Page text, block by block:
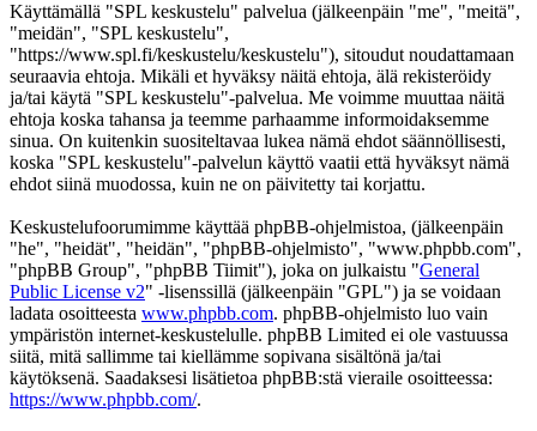
Käyttämällä "SPL keskustelu" palvelua (jälkeenpäin "me", "meitä",
"meidän", "SPL keskustelu",
"https://www.spl.fi/keskustelu/keskustelu"), sitoudut noudattamaan
seuraavia ehtoja. Mikäli et hyväksy näitä ehtoja, älä rekisteröidy
ja/tai käytä "SPL keskustelu"-palvelua. Me voimme muuttaa näitä
ehtoja koska tahansa ja teemme parhaamme informoidaksemme
sinua. On kuitenkin suositeltavaa lukea nämä ehdot säännöllisesti,
koska "SPL keskustelu"-palvelun käyttö vaatii että hyväksyt nämä
ehdot siinä muodossa, kuin ne on päivitetty tai korjattu.
Keskustelufoorumimme käyttää phpBB-ohjelmistoa, (jälkeenpäin
"he", "heidät", "heidän", "phpBB-ohjelmisto", "www.phpbb.com",
"phpBB Group", "phpBB Tiimit"), joka on julkaistu "General
Public License v2" -lisenssillä (jälkeenpäin "GPL") ja se voidaan
ladata osoitteesta www.phpbb.com. phpBB-ohjelmisto luo vain
ympäristön internet-keskustelulle. phpBB Limited ei ole vastuussa
siitä, mitä sallimme tai kiellämme sopivana sisältönä ja/tai
käytöksenä. Saadaksesi lisätietoa phpBB:stä vieraile osoitteessa:
https://www.phpbb.com/.